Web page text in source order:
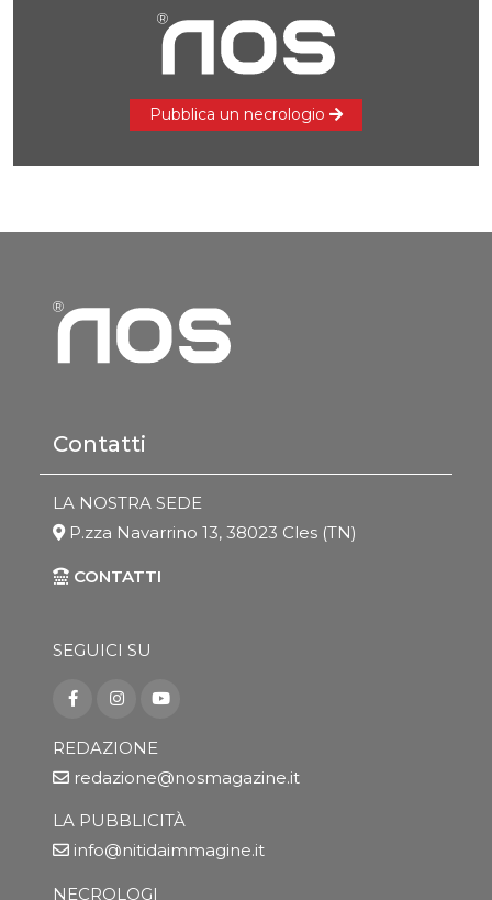
Pubblica un necrologio
Contatti
LA NOSTRA SEDE
P.zza Navarrino 13, 38023 Cles (TN)
CONTATTI
SEGUICI SU
REDAZIONE
redazione@nosmagazine.it
LA PUBBLICITÀ
info@nitidaimmagine.it
NECROLOGI